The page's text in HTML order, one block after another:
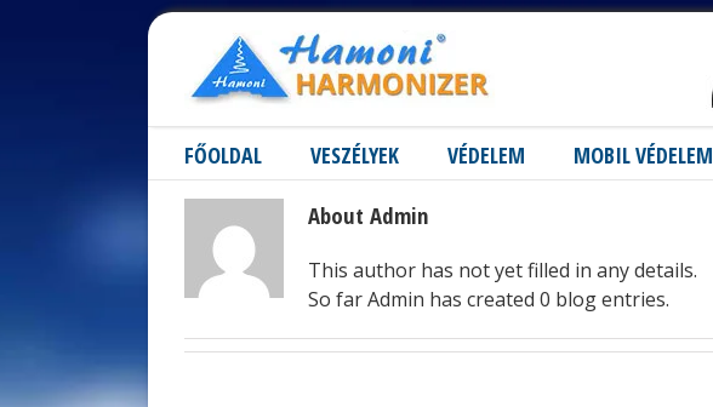
FŐOLDAL VESZÉLYEK VÉDELEM MOBIL VÉDELEM
About Admin
This author has not yet filled in any details.
So far Admin has created 0 blog entries.